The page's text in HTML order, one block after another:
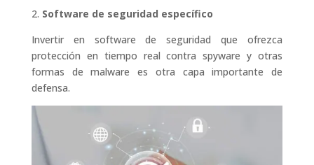
2. Software de seguridad específico
Invertir en software de seguridad que ofrezca
protección en tiempo real contra spyware y otras
formas de malware es otra capa importante de
defensa.